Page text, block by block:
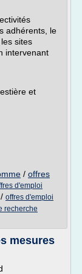
adhérents, le
sites
intervenant
et
/ offres
d'emploi
/ offres d'emploi
recherche
mesures